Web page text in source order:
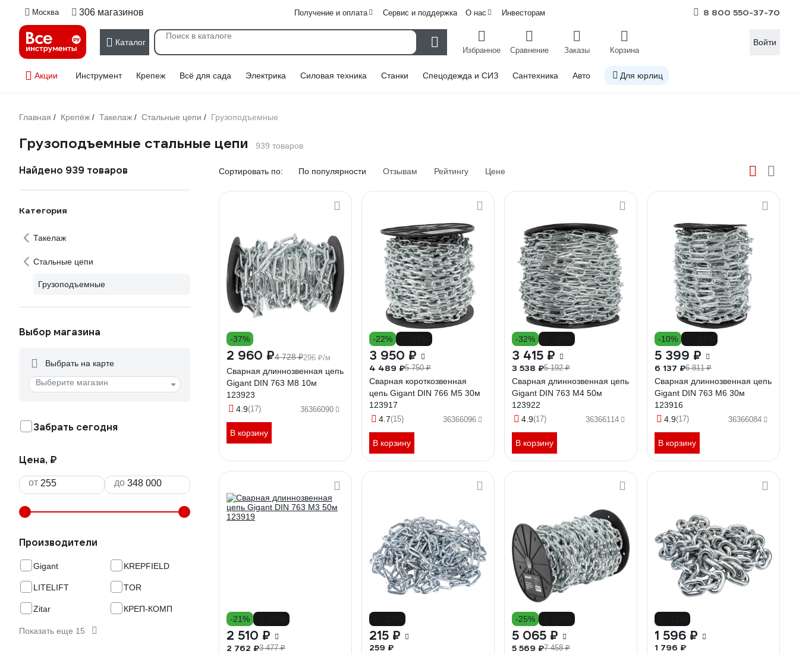
Москва 306 магазинов Получение и оплата Сервис и поддержка О нас Инвесторам 8 800 550-37-70
Каталог
Избранное Сравнение Заказы Корзина
Войти
Акции Инструмент Крепеж Всё для сада Электрика Силовая техника Станки Спецодежда и СИЗ Сантехника Авто Для юрлиц
Главная / Крепёж / Такелаж / Стальные цепи / Грузоподъемные
Грузоподъемные стальные цепи 939 товаров
Найдено 939 товаров
Категория
Такелаж
Стальные цепи
Грузоподъемные
Выбор магазина
Выбрать на карте
Выберите магазин
Забрать сегодня
Цена, ₽
от до
Производители
Gigant KREPFIELD
LITELIFT TOR
Zitar КРЕП-КОМП
Показать еще 15
Сортировать по: По популярности Отзывам Рейтингу Цене
-37%
2 960 ₽4 728 ₽296 ₽/м
Сварная длиннозвенная цепь
Gigant DIN 763 M8 10м
123923
4.9(17) 36366090
В корзину
-22%
3 950 ₽
4 489 ₽5 750 ₽
Сварная короткозвенная
цепь Gigant DIN 766 M5 30м
123917
4.7(15) 36366096
В корзину
-32%
3 415 ₽
3 538 ₽5 192 ₽
Сварная длиннозвенная цепь
Gigant DIN 763 M4 50м
123922
4.9(17) 36366114
В корзину
-10%
5 399 ₽
6 137 ₽6 811 ₽
Сварная длиннозвенная цепь
Gigant DIN 763 M6 30м
123916
4.9(17) 36366084
В корзину
-21%
2 510 ₽
2 762 ₽3 477 ₽
215 ₽
259 ₽
-25%
5 065 ₽
5 569 ₽7 458 ₽
1 596 ₽
1 796 ₽